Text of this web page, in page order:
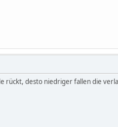
rückt, desto niedriger fallen die